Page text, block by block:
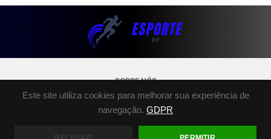
Este site utiliza cookies para melhorar sua experiência de
navegação. GDPR
SOBRE NÓS
POLÍTICA DE PRIVACIDADE
TERMOS E CONDIÇÕES
FALE CONOSCO